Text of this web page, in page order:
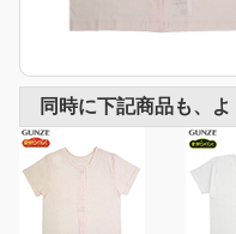
同時に下記商品も、よ